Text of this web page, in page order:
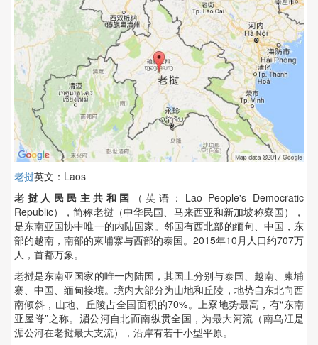
老挝英文：Laos
老挝人民民主共和国
（英语：Lao People's Democratic
Republic），简称老挝（中华民国、马来西亚和新加坡称寮国），
是东南亚国协中唯一的内陆国家。邻国有西北部的缅甸、中国，东
部的越南，南部的柬埔寨与西部的泰国。2015年10月人口约707万
人，首都万象。
老挝是东南亚国家的唯一内陆国，其国土分别与泰国、越南、柬埔
寨、中国、缅甸接壤。境内大部分为山地和丘陵，地势自东北向西
南倾斜，山地、丘陵占全国面积的70%。上寮地势最高，有“东南
亚屋脊”之称。湄公河自北而南纵贯全国，为最大河流（南乌冮是
湄公河在老挝最大支流），沿岸有若干小型平原。